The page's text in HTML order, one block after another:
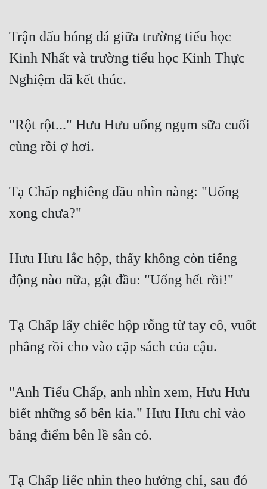
Trận đấu bóng đá giữa trường tiểu học
Kinh Nhất và trường tiểu học Kinh Thực
Nghiệm đã kết thúc.
"Rột rột..." Hưu Hưu uống ngụm sữa cuối
cùng rồi ợ hơi.
Tạ Chấp nghiêng đầu nhìn nàng: "Uống
xong chưa?"
Hưu Hưu lắc hộp, thấy không còn tiếng
động nào nữa, gật đầu: "Uống hết rồi!"
Tạ Chấp lấy chiếc hộp rỗng từ tay cô, vuốt
phẳng rồi cho vào cặp sách của cậu.
"Anh Tiểu Chấp, anh nhìn xem, Hưu Hưu
biết những số bên kia." Hưu Hưu chỉ vào
bảng điểm bên lề sân cỏ.
Tạ Chấp liếc nhìn theo hướng chỉ, sau đó